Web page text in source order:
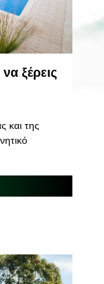
ξέρεις
και της